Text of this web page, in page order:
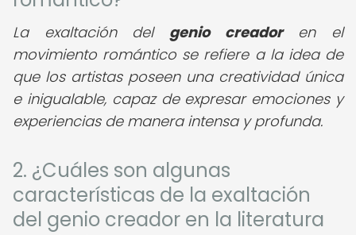
La exaltación del genio creadoren el
movimiento romántico se refiere a la idea de
que los artistas poseen una creatividad única
e inigualable, capaz de expresar emociones y
experiencias de manera intensa y profunda.
2. ¿Cuáles son algunas
características de la exaltación
del genio creador en la literatura